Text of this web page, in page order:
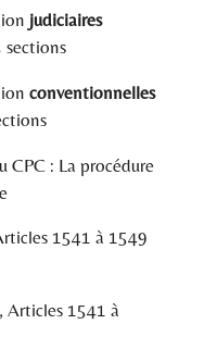
judiciaires
conventionnelles
CPC : La procédure
1541 à 1549
Articles 1541 à